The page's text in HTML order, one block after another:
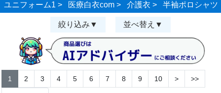
ユニフォーム1 > 医療白衣com > 介護衣 > 半袖ポロシャツ
絞り込み 並べ替え
1 2 3 4 5 6 7 8 9 10 > >>